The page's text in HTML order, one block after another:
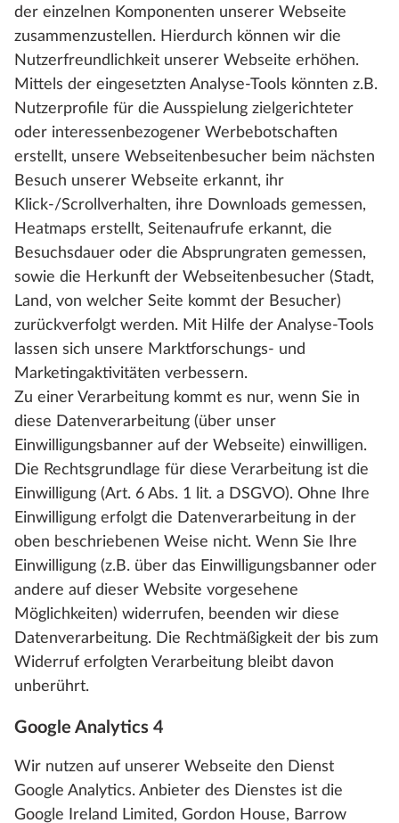
der einzelnen Komponenten unserer Webseite
zusammenzustellen. Hierdurch können wir die
Nutzerfreundlichkeit unserer Webseite erhöhen.
Mittels der eingesetzten Analyse-Tools könnten z.B.
Nutzerprofile für die Ausspielung zielgerichteter
oder interessenbezogener Werbebotschaften
erstellt, unsere Webseitenbesucher beim nächsten
Besuch unserer Webseite erkannt, ihr
Klick-/Scrollverhalten, ihre Downloads gemessen,
Heatmaps erstellt, Seitenaufrufe erkannt, die
Besuchsdauer oder die Absprungraten gemessen,
sowie die Herkunft der Webseitenbesucher (Stadt,
Land, von welcher Seite kommt der Besucher)
zurückverfolgt werden. Mit Hilfe der Analyse-Tools
lassen sich unsere Marktforschungs- und
Marketingaktivitäten verbessern.
Zu einer Verarbeitung kommt es nur, wenn Sie in
diese Datenverarbeitung (über unser
Einwilligungsbanner auf der Webseite) einwilligen.
Die Rechtsgrundlage für diese Verarbeitung ist die
Einwilligung (Art. 6 Abs. 1 lit. a DSGVO). Ohne Ihre
Einwilligung erfolgt die Datenverarbeitung in der
oben beschriebenen Weise nicht. Wenn Sie Ihre
Einwilligung (z.B. über das Einwilligungsbanner oder
andere auf dieser Website vorgesehene
Möglichkeiten) widerrufen, beenden wir diese
Datenverarbeitung. Die Rechtmäßigkeit der bis zum
Widerruf erfolgten Verarbeitung bleibt davon
unberührt.
Google Analytics 4
Wir nutzen auf unserer Webseite den Dienst
Google Analytics. Anbieter des Dienstes ist die
Google Ireland Limited, Gordon House, Barrow